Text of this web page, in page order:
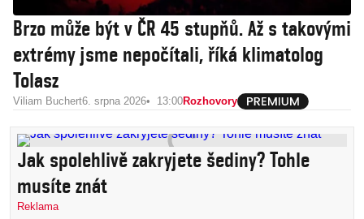
Brzo může být v ČR 45 stupňů. Až s takovými
extrémy jsme nepočítali, říká klimatolog
Tolasz
Viliam Buchert6. srpna 2026 13:00Rozhovory
Jak spolehlivě zakryjete šediny? Tohle
musíte znát
Reklama